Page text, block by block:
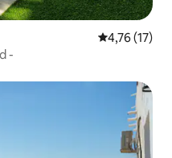
Gemiddelde
4,76 (17)
-